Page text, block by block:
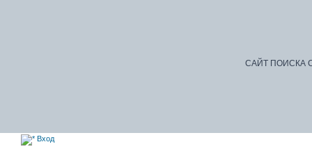
САЙТ ПОИСКА
Вход